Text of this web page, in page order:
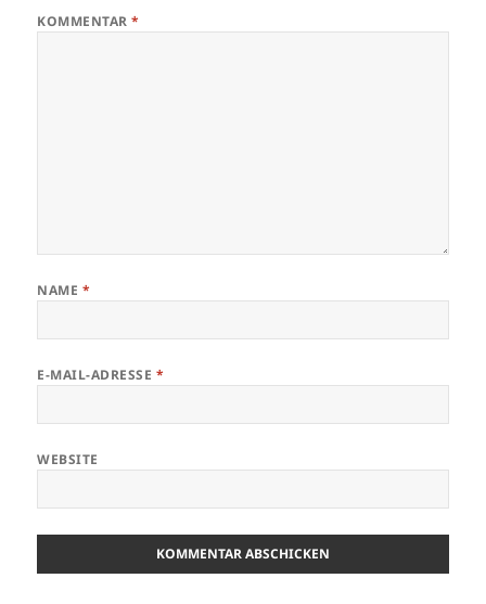
KOMMENTAR*
NAME *
E-MAIL-ADRESSE *
WEBSITE